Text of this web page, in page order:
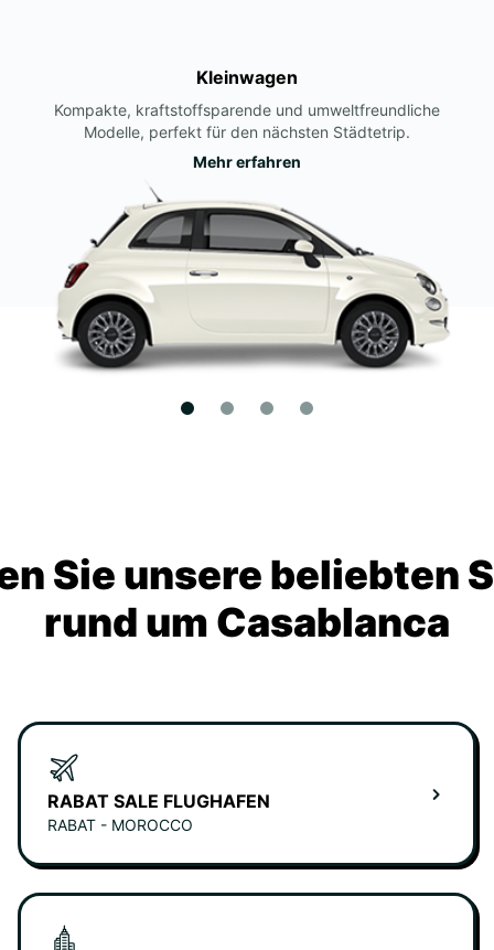
Kleinwagen
Kompakte, kraftstoffsparende und umweltfreundliche
Modelle, perfekt für den nächsten Städtetrip.
Mehr erfahren
Sie unsere beliebten
rund um Casablanca
RABAT SALE FLUGHAFEN
RABAT - MOROCCO